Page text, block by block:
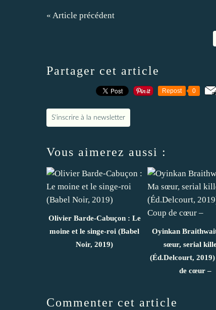
« Article précédent
Partager cet article
Repost 0
S'inscrire à la newsletter
Vous aimerez aussi :
Olivier Barde-Cabuçon : Le
moine et le singe-roi (Babel
Noir, 2019)
Oyinkan
sœur, serial
(Éd.Delcourt,
de cœur –
Commenter cet article